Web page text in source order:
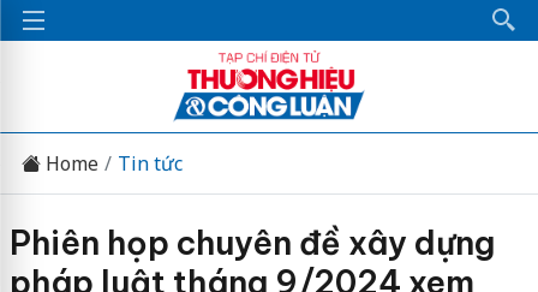
Home Tin tức
Phiên họp chuyên đề xây dựng
pháp luật tháng 9/2024 xem